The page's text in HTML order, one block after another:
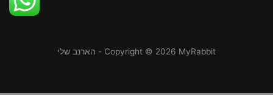
Copyright © 2026 MyRabbit - הארנב שלי